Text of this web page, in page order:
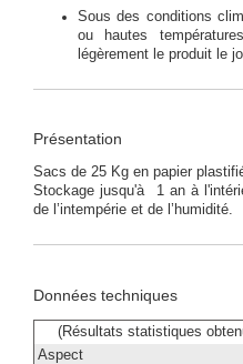
Sous des conditions
ou hautes
légèrement le produit le
Présentation
Sacs de 25 Kg en papier
Stockage jusqu'à 1 an à
de l’intempérie et de l’humidité.
Données techniques
(Résultats statistiques
Aspect